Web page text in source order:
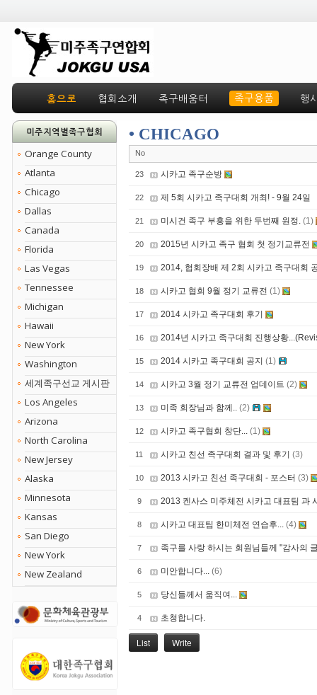
홈으로 협회소개 족구배움터 족구용품 행
미주지역별족구협회
Orange County
Atlanta
Chicago
Dallas
Canada
Florida
Las Vegas
Tennessee
Michigan
Hawaii
New York
Washington
세계족구선교 게시판
Los Angeles
Arizona
North Carolina
New Jersey
Alaska
Minnesota
Kansas
San Diego
New York
New Zealand
• CHICAGO
No
23 시카고 족구순방
22 제 5회 시카고 족구대회 개최! - 9월 24일
21 미시건 족구 부흥을 위한 두번째 원정. (1)
20 2015년 시카고 족구 협회 첫 정기교류전
19 2014, 협회장배 제 2회 시카고 족구대회
18 시카고 협회 9월 정기 교류전 (1)
17 2014 시카고 족구대회 후기
16 2014년 시카고 족구대회 진행상황
15 2014 시카고 족구대회 공지 (1)
14 시카고 3월 정기 교류전 업데이트 (2)
13 미족 회장님과 함께.. (2)
12 시카고 족구협회 창단... (1)
11 시카고 친선 족구대회 결과 및 후기 (3)
10 2013 시카고 친선 족구대회 - 포스터 (3)
9 2013 켄사스 미주체전 시카고 대표팀 과
8 시카고 대표팀 한미체전 연습후... (4)
7 족구를 사랑 하시는 회원님들께 "감사의
6 미안합니다... (6)
5 당신들께서 움직여...
4 초청합니다.
List Write